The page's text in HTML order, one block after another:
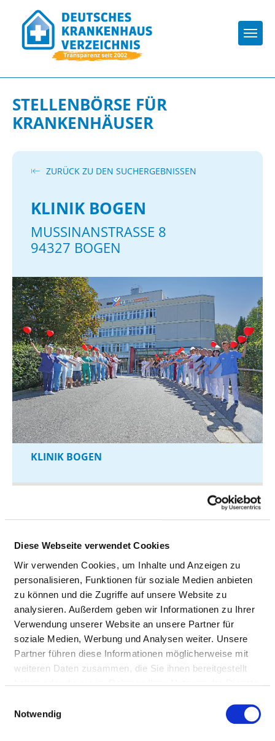
Diese Webseite verwendet Cookies
Wir verwenden Cookies, um Inhalte und Anzeigen zu
personalisieren, Funktionen für soziale Medien anbieten
zu können und die Zugriffe auf unsere Website zu
analysieren. Außerdem geben wir Informationen zu Ihrer
Verwendung unserer Website an unsere Partner für
soziale Medien, Werbung und Analysen weiter. Unsere
Partner führen diese Informationen möglicherweise mit
weiteren Daten zusammen, die Sie ihnen bereitgestellt
Notwendig
STELLENBÖRSE FÜR
KRANKENHÄUSER
ZURÜCK ZU DEN SUCHERGEBNISSEN
KLINIK BOGEN
MUSSINANSTRASSE 8
94327 BOGEN
KLINIK BOGEN